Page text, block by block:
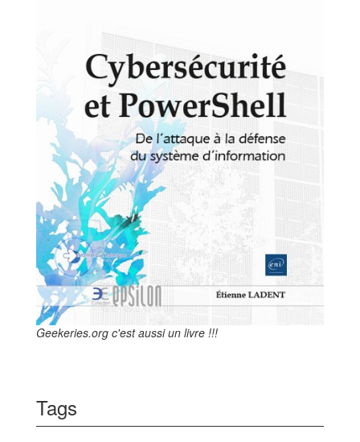
Geekeries.org c'est aussi un livre !!!
Tags